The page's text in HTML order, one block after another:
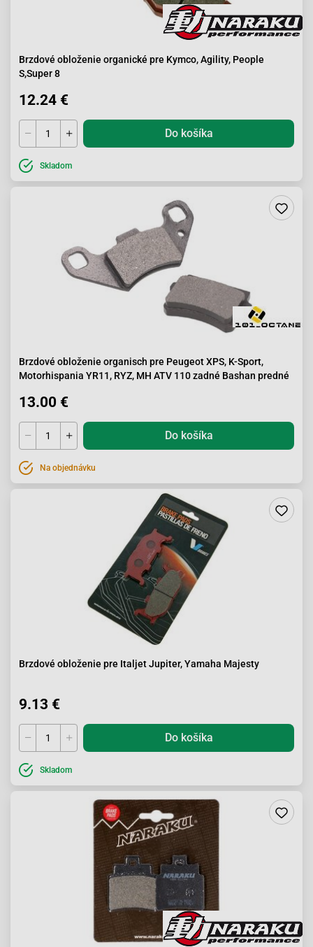
Brzdové obloženie organické pre Kymco, Agility, People
S,Super 8
12.24 €
Do košíka
Skladom
Brzdové obloženie organisch pre Peugeot XPS, K-Sport,
Motorhispania YR11, RYZ, MH ATV 110 zadné Bashan predné
13.00 €
Do košíka
Na objednávku
Brzdové obloženie pre Italjet Jupiter, Yamaha Majesty
9.13 €
Do košíka
Skladom